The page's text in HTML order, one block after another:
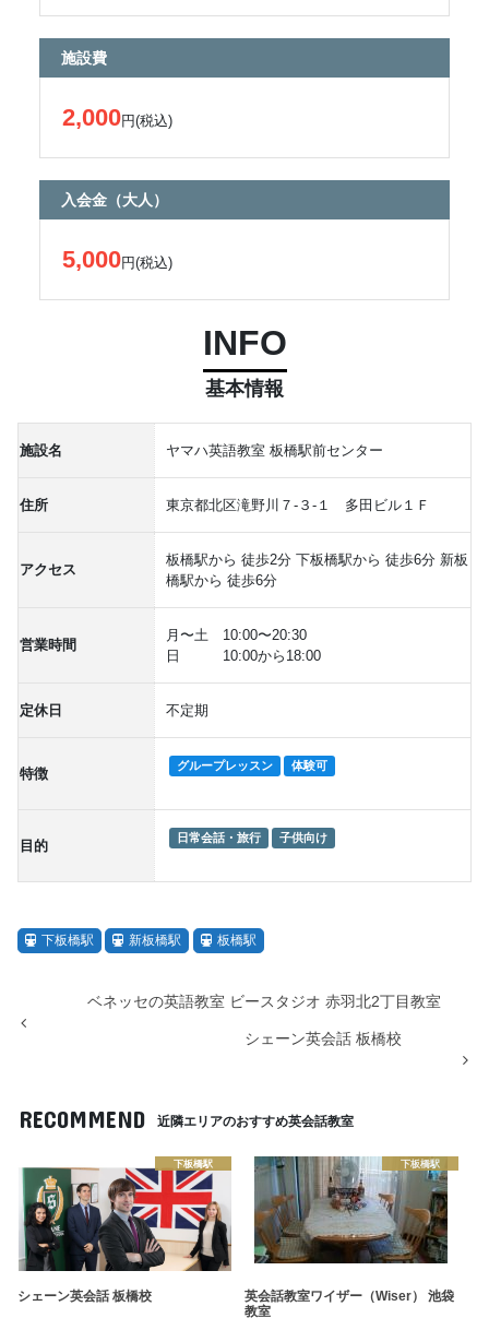
施設費
2,000円(税込)
入会金（大人）
5,000円(税込)
INFO
基本情報
施設名 ヤマハ英語教室 板橋駅前センター
住所 東京都北区滝野川７-３-１ 多田ビル１Ｆ
アクセス
板橋駅から 徒歩2分 下板橋駅から 徒歩6分 新板
橋駅から 徒歩6分
営業時間
月〜土 10:00〜20:30
日 10:00から18:00
定休日 不定期
特徴 グループレッスン 体験可
目的 日常会話・旅行 子供向け
下板橋駅 新板橋駅 板橋駅
ベネッセの英語教室 ビースタジオ 赤羽北2丁目教室
シェーン英会話 板橋校
RECOMMEND 近隣エリアのおすすめ英会話教室
下板橋駅
シェーン英会話 板橋校
下板橋駅
英会話教室ワイザー（Wiser） 池袋
教室